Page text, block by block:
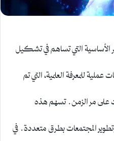
الأساسية التي تساهم في تشكيل
للمعرفة العلمية، التي تم
على مر الزمن. تسهم هذه
المجتمعات بطرق متعددة. في